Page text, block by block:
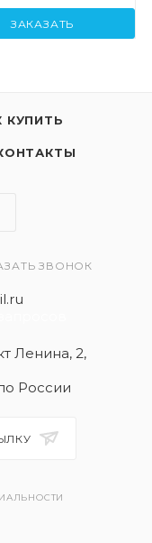
ЗАКАЗАТЬ
КУПИТЬ
ЗВОНОК
Ленина, 2,
России